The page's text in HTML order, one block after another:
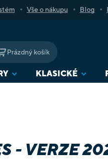
Vše o nákupu Blog
NÁKUPNÍ
KOŠÍK
Prázdný košík
KLASICKÉ
- VERZE